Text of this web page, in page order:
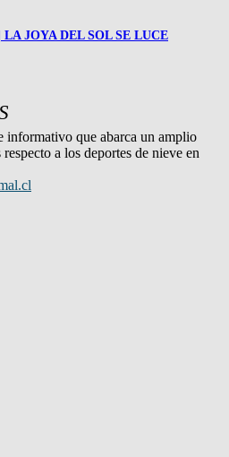
JOYA DEL SOL SE LUCE
informativo que abarca un amplio
a los deportes de nieve en